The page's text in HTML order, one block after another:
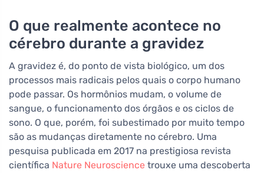
O que realmente acontece no
cérebro durante a gravidez
A gravidez é, do ponto de vista biológico, um dos
processos mais radicais pelos quais o corpo humano
pode passar. Os hormônios mudam, o volume de
sangue, o funcionamento dos órgãos e os ciclos de
sono. O que, porém, foi subestimado por muito tempo
são as mudanças diretamente no cérebro. Uma
pesquisa publicada em 2017 na prestigiosa revista
científica Nature Neuroscience trouxe uma descoberta